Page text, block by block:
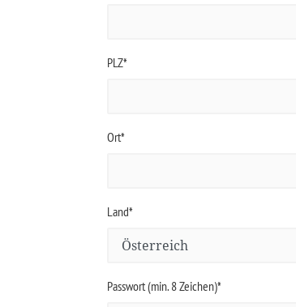
PLZ*
Ort*
Land*
Passwort (min. 8 Zeichen)*